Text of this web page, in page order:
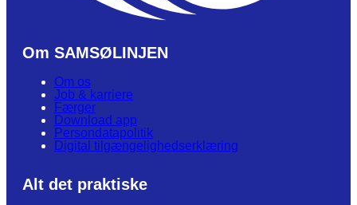
Om SAMSØLINJEN
Om os
Job & karriere
Færger
Download app
Persondatapolitik
Digital tilgængelighedserklæring
Alt det praktiske